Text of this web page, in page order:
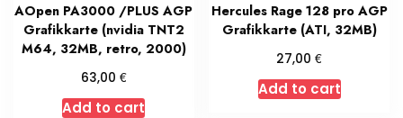
AOpen PA3000 /PLUS AGP
Grafikkarte (nvidia TNT2
M64, 32MB, retro, 2000)
63,00 €
Add to cart
Hercules Rage 128 pro AGP
Grafikkarte (ATI, 32MB)
27,00€
Add to cart